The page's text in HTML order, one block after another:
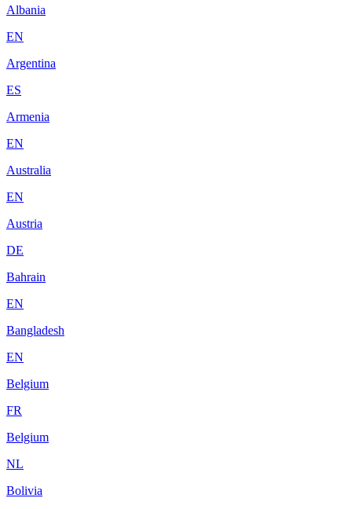
Albania
EN
Argentina
ES
Armenia
EN
Australia
EN
Austria
DE
Bahrain
EN
Bangladesh
EN
Belgium
FR
Belgium
NL
Bolivia